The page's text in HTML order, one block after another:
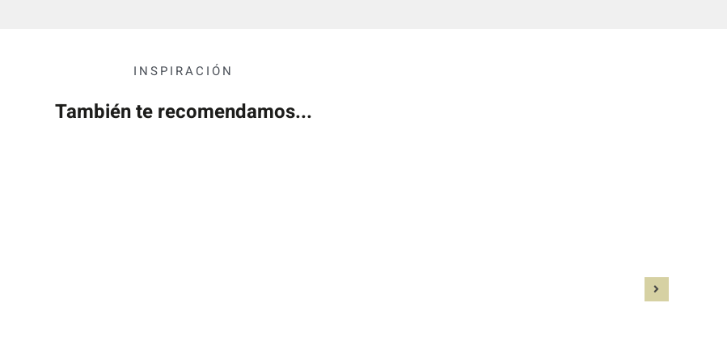
INSPIRACIÓN
También te recomendamos...